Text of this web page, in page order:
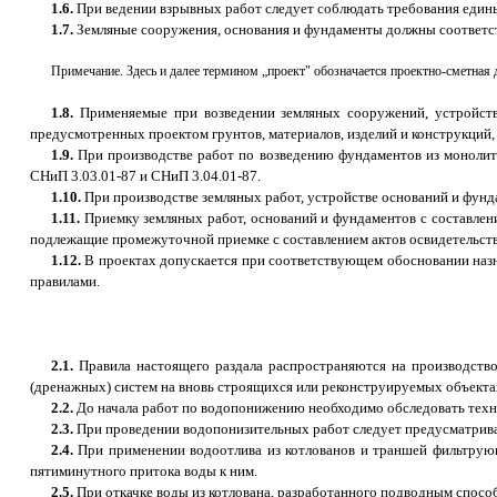
1.6. При ведении взрывных работ следует соблюдать требования
1.7. Земляные сооружения, основания и фундаменты должны
Примечание. Здесь и далее термином „проект" обозначается проектно-
1.8. Применяемые при возведении земляных сооружений,
предусмотренных проектом грунтов, материалов, изделий и
1.9. При производстве работ по возведению фундаментов из
СНиП 3.03.01-87 и СНиП 3.04.01-87.
1.10. При производстве земляных работ, устройстве оснований и
1.11. Приемку земляных работ, оснований и фундаментов с
подлежащие промежуточной приемке с составлением актов
1.12. В проектах допускается при соответствующем обосновании
правилами.
2.1. Правила настоящего раздала распространяются на
(дренажных) систем на вновь строящихся или реконструируемых
2.2. До начала работ по водопонижению необходимо обследовать
2.3. При проведении водопонизительных работ следует
2.4.При применении водоотлива из котлованов и траншей
пятиминутного притока воды к ним.
2.5. При откачке воды из котлована, разработанного подводным